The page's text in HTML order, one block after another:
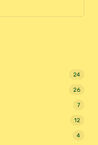
24
26
7
12
4